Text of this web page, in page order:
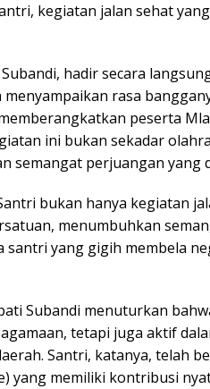
kegiatan jalan sehat
hadir secara
rasa
peserta
ini bukan sekadar
semangat perjuangan
bukan hanya kegiatan
menumbuhkan
santri yang gigih membela
Subandi menuturkan
tetapi juga aktif
Santri, katanya, telah
yang memiliki kontribusi